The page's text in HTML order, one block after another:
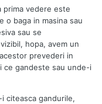
prima vedere este
o baga in masina sau
sau se
hopa, avem un
prevederi in
ce gandeste sau unde-i
citeasca gandurile,